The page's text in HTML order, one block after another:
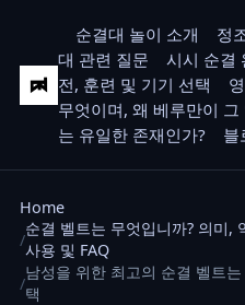
순결대 놀이 소개 정
대 관련 질문
시시 순결
전, 훈련 및 기기 선택
무엇이며, 왜 베루만이 그
는 유일한 존재인가?
블
Home
순결 벨트는 무엇입니까? 의미,
사용 및 FAQ
남성을 위한 최고의 순결 벨트
택